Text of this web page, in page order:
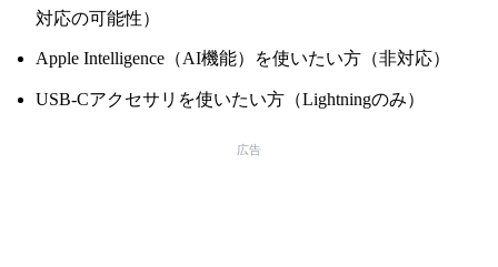
対応の可能性）
Apple Intelligence（AI機能）を使いたい方（非対応）
USB-Cアクセサリを使いたい方（Lightningのみ）
広告